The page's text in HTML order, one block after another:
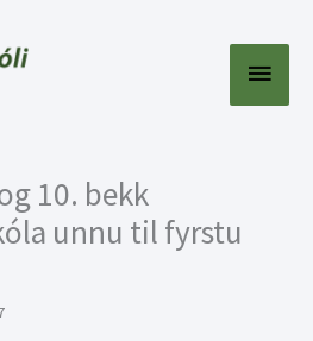
Main
10. bekk
unnu til fyrstu